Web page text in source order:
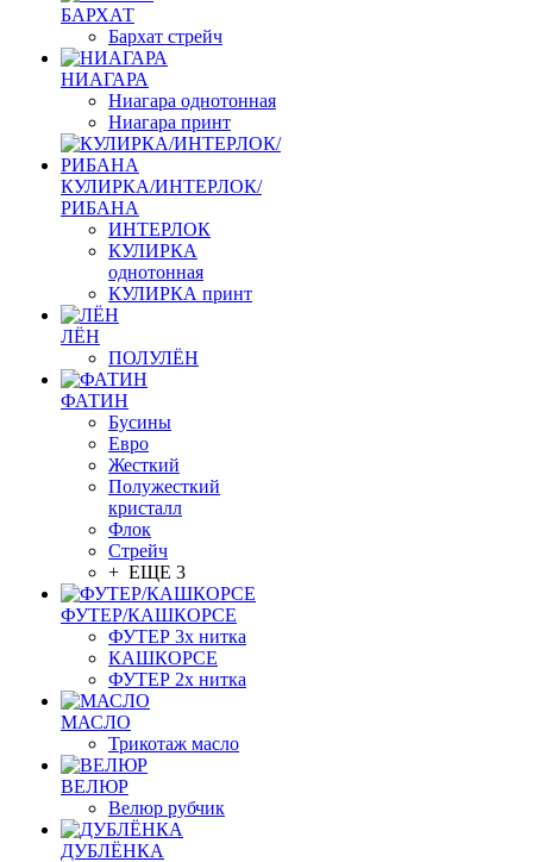
БАРХАТ
Бархат стрейч
НИАГАРА
Ниагара однотонная
Ниагара принт
КУЛИРКА/ИНТЕРЛОК/
РИБАНА
ИНТЕРЛОК
КУЛИРКА
однотонная
КУЛИРКА принт
ЛЁН
ПОЛУЛЁН
ФАТИН
Бусины
Евро
Жесткий
Полужесткий
кристалл
Флок
Стрейч
+ ЕЩЕ 3
ФУТЕР/КАШКОРСЕ
ФУТЕР 3х нитка
КАШКОРСЕ
ФУТЕР 2х нитка
МАСЛО
Трикотаж масло
ВЕЛЮР
Велюр рубчик
ДУБЛЁНКА